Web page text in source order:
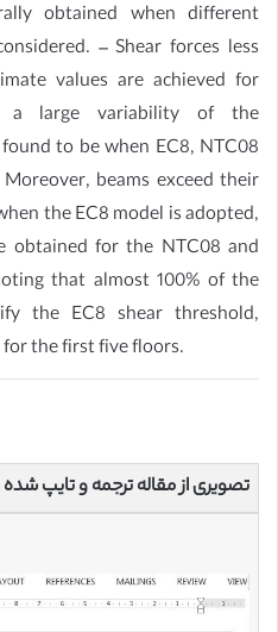
obtained when different
– Shear forces less
values are achieved for
a large variability of the
to be when EC8, NTC08
beams exceed their
the EC8 model is adopted,
obtained for the NTC08 and
that almost 100% of the
the EC8 shear threshold,
the first five floors.
تصویری از مقاله ترجمه و تایپ شده